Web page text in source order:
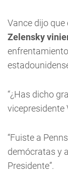
Vance dijo que
Zelensky
“¿Has dicho
vicepresidente
“Fuiste a
demócratas y
Presidente”.